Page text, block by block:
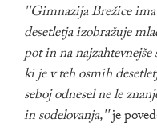
''Gimnazija Brežice
desetletja izobražuje
pot in na
ki je v teh osmih
seboj odnesel ne le
in sodelovanja,''je